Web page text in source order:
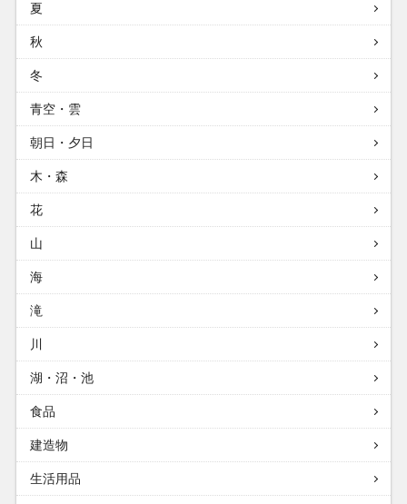
夏
秋
冬
青空・雲
朝日・夕日
木・森
花
山
海
滝
川
湖・沼・池
食品
建造物
生活用品